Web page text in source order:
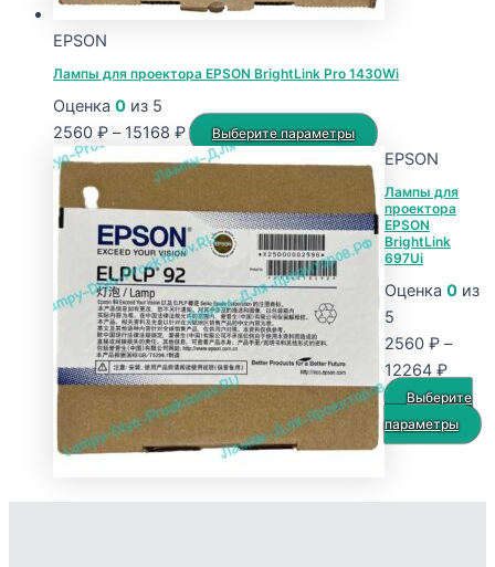
EPSON
Лампы для проектора EPSON BrightLink Pro 1430Wi
Оценка 0 из 5
2560 ₽ – 15168 ₽Диапазон
цен:
–
15168 ₽
Выберите параметры
Этот
товар
имеет
несколько
вариаций.
Опции
можно
выбрать
на
странице
товара.
EPSON
Лампы для
проектора
EPSON
BrightLink
697Ui
Оценка 0 из
5
2560 ₽ –
12264 ₽
цен:
2560
–
Выберите
параметры